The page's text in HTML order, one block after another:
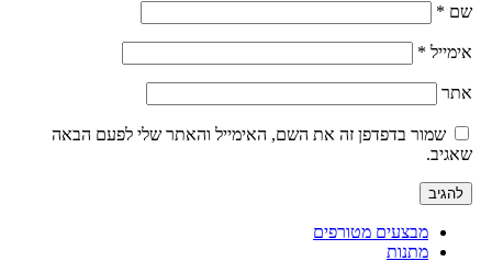
שם *
אימייל *
אתר
שמור בדפדפן זה את השם, האימייל והאתר שלי לפעם הבאה
שאגיב.
מבצעים מטורפים
מתנות